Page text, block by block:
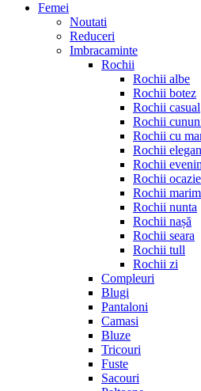
Femei
Noutati
Reduceri
Imbracaminte
Rochii
Rochii albe
Rochii botez
Rochii casual
Rochii
Rochii cu
Rochii
Rochii
Rochii ocazie
Rochii
Rochii nunta
Rochii nașă
Rochii seara
Rochii tull
Rochii zi
Compleuri
Blugi
Pantaloni
Camasi
Bluze
Tricouri
Fuste
Sacouri